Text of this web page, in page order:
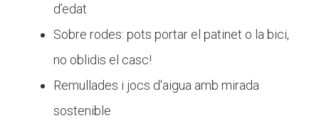
d’edat
Sobre rodes: pots portar el patinet o la bici,
no oblidis el casc!
Remullades i jocs d'aigua amb mirada
sostenible